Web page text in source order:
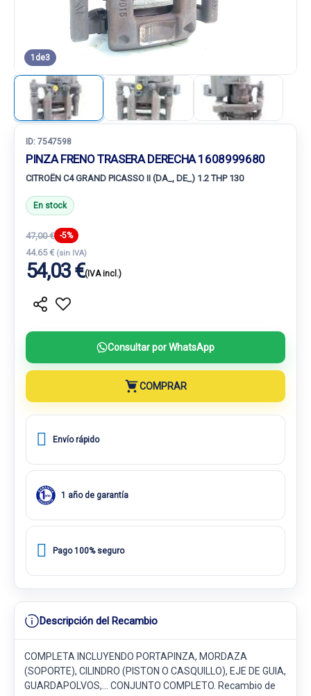
1 de3
ID: 7547598
PINZA FRENO TRASERA DERECHA 1608999680
CITROËN C4 GRAND PICASSO II (DA_, DE_) 1.2 THP 130
En stock
47,00 € -5%
44.65 € (sin IVA)
54,03 €(IVA incl.)
Consultar por WhatsApp
COMPRAR
Envío rápido
1 año de garantía
Pago 100% seguro
Descripción del Recambio
COMPLETA INCLUYENDO PORTAPINZA, MORDAZA
(SOPORTE), CILINDRO (PISTON O CASQUILLO), EJE DE GUIA,
GUARDAPOLVOS,... CONJUNTO COMPLETO. Recambio de